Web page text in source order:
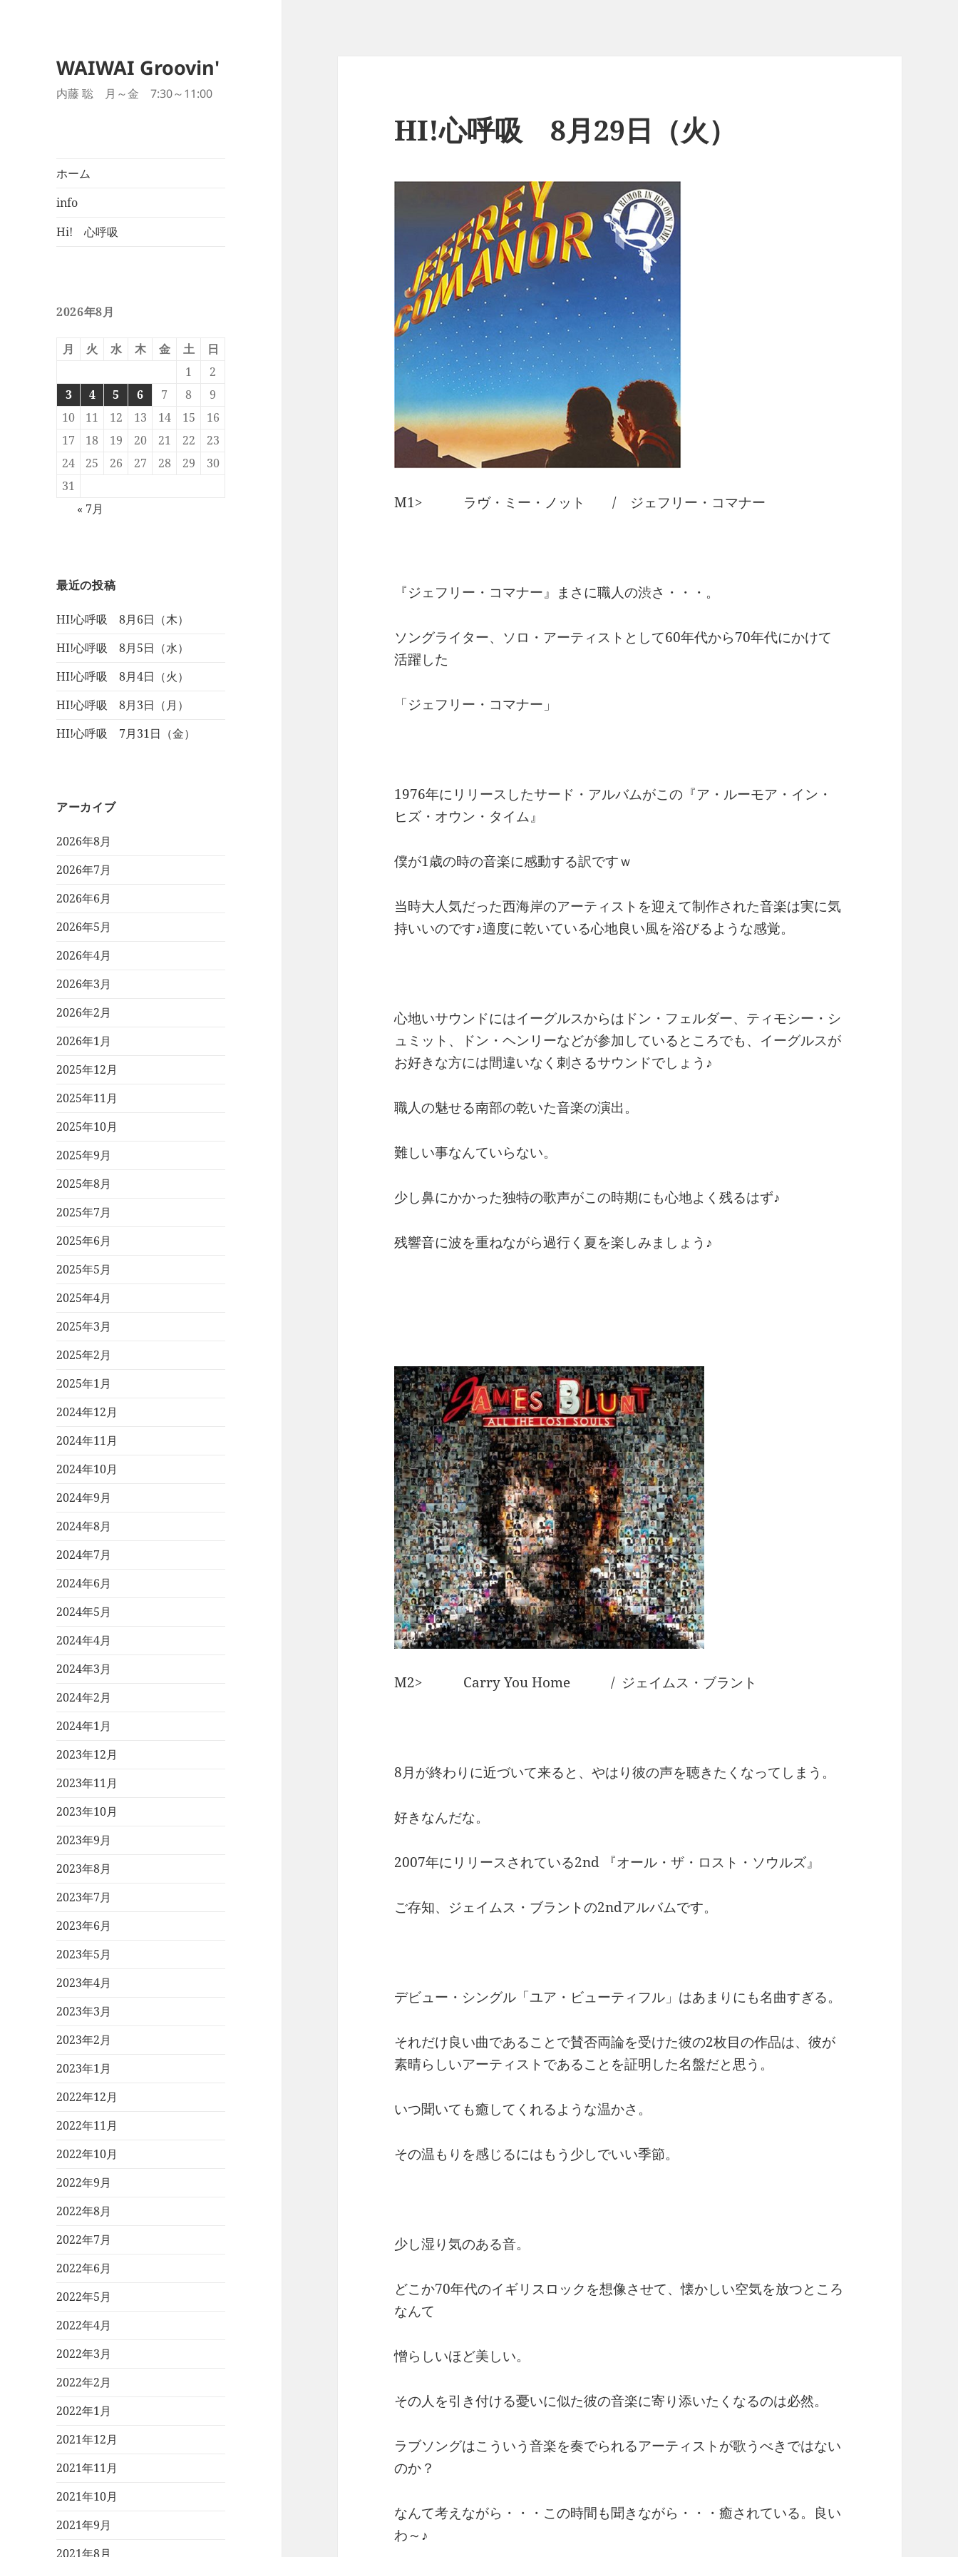
WAIWAI Groovin'
内藤 聡 月～金 7:30～11:00
ホーム
info
Hi! 心呼吸
2026年8月
月 火 水 木 金 土
日
1
2
3
4 5 6 7 8
9
10
11 12 13 14 15
16
17
18 19 20 21 22
23
24
25 26 27 28 29
30
31
« 7月
最近の投稿
HI!心呼吸 8月6日（木）
HI!心呼吸 8月5日（水）
HI!心呼吸 8月4日（火）
HI!心呼吸 8月3日（月）
HI!心呼吸 7月31日（金）
アーカイブ
2026年8月
2026年7月
2026年6月
2026年5月
2026年4月
2026年3月
2026年2月
2026年1月
2025年12月
2025年11月
2025年10月
2025年9月
2025年8月
2025年7月
2025年6月
2025年5月
2025年4月
2025年3月
2025年2月
2025年1月
2024年12月
2024年11月
2024年10月
2024年9月
2024年8月
2024年7月
2024年6月
2024年5月
2024年4月
2024年3月
2024年2月
2024年1月
2023年12月
2023年11月
2023年10月
2023年9月
2023年8月
2023年7月
2023年6月
2023年5月
2023年4月
2023年3月
2023年2月
2023年1月
2022年12月
2022年11月
2022年10月
2022年9月
2022年8月
2022年7月
2022年6月
2022年5月
2022年4月
2022年3月
2022年2月
2022年1月
2021年12月
2021年11月
2021年10月
2021年9月
2021年8月
HI!心呼吸 8月29日（火）
M1> ラヴ・ミー・ノット / ジェフリー・コマナー
『ジェフリー・コマナー』まさに職人の渋さ・・・。
ソングライター、ソロ・アーティストとして60年代から70年代にかけて
活躍した
「ジェフリー・コマナー」
1976年にリリースしたサード・アルバムがこの『ア・ルーモア・イン・
ヒズ・オウン・タイム』
僕が1歳の時の音楽に感動する訳ですｗ
当時大人気だった西海岸のアーティストを迎えて制作された音楽は実に気
持いいのです♪適度に乾いている心地良い風を浴びるような感覚。
心地いサウンドにはイーグルスからはドン・フェルダー、ティモシー・シ
ュミット、ドン・ヘンリーなどが参加しているところでも、イーグルスが
お好きな方には間違いなく刺さるサウンドでしょう♪
職人の魅せる南部の乾いた音楽の演出。
難しい事なんていらない。
少し鼻にかかった独特の歌声がこの時期にも心地よく残るはず♪
残響音に波を重ねながら過行く夏を楽しみましょう♪
M2> Carry You Home / ジェイムス・ブラント
8月が終わりに近づいて来ると、やはり彼の声を聴きたくなってしまう。
好きなんだな。
2007年にリリースされている2nd 『オール・ザ・ロスト・ソウルズ』
ご存知、ジェイムス・ブラントの2ndアルバムです。
デビュー・シングル「ユア・ビューティフル」はあまりにも名曲すぎる。
それだけ良い曲であることで賛否両論を受けた彼の2枚目の作品は、彼が
素晴らしいアーティストであることを証明した名盤だと思う。
いつ聞いても癒してくれるような温かさ。
その温もりを感じるにはもう少しでいい季節。
少し湿り気のある音。
どこか70年代のイギリスロックを想像させて、懐かしい空気を放つところ
なんて
憎らしいほど美しい。
その人を引き付ける憂いに似た彼の音楽に寄り添いたくなるのは必然。
ラブソングはこういう音楽を奏でられるアーティストが歌うべきではない
のか？
なんて考えながら・・・この時間も聞きながら・・・癒されている。良い
わ～♪